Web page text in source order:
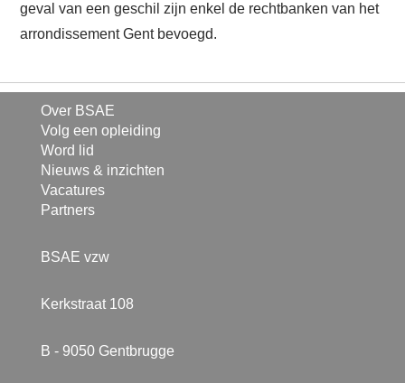
geval van een geschil zijn enkel de rechtbanken van het
arrondissement Gent bevoegd.
Over BSAE
Volg een opleiding
Word lid
Nieuws & inzichten
Vacatures
Partners
BSAE vzw
Kerkstraat 108
B - 9050 Gentbrugge